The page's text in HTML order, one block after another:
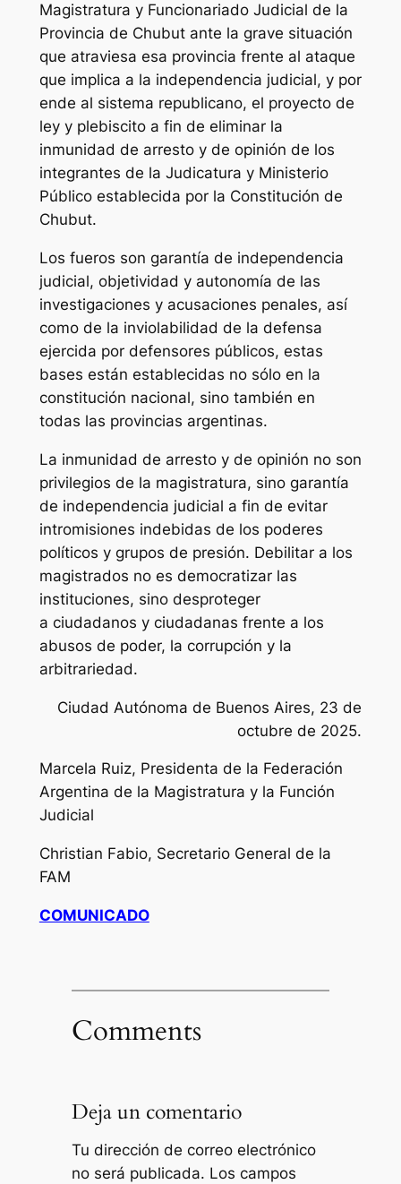
Magistratura y Funcionariado Judicial de la
Provincia de Chubut ante la grave situación
que atraviesa esa provincia frente al ataque
que implica a la independencia judicial, y por
ende al sistema republicano, el proyecto de
ley y plebiscito a fin de eliminar la
inmunidad de arresto y de opinión de los
integrantes de la Judicatura y Ministerio
Público establecida por la Constitución de
Chubut.
Los fueros son garantía de independencia
judicial, objetividad y autonomía de las
investigaciones y acusaciones penales, así
como de la inviolabilidad de la defensa
ejercida por defensores públicos, estas
bases están establecidas no sólo en la
constitución nacional, sino también en
todas las provincias argentinas.
La inmunidad de arresto y de opinión no son
privilegios de la magistratura, sino garantía
de independencia judicial a fin de evitar
intromisiones indebidas de los poderes
políticos y grupos de presión. Debilitar a los
magistrados no es democratizar las
instituciones, sino desproteger
a ciudadanos y ciudadanas frente a los
abusos de poder, la corrupción y la
arbitrariedad.
Ciudad Autónoma de Buenos Aires, 23 de
octubre de 2025.
Marcela Ruiz, Presidenta de la Federación
Argentina de la Magistratura y la Función
Judicial
Christian Fabio, Secretario General de la
FAM
COMUNICADO
Comments
Deja un comentario
Tu dirección de correo electrónico
no será publicada. Los campos